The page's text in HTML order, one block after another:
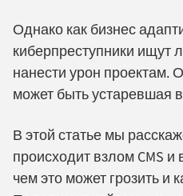
Однако как бизнес
киберпреступники ищут
нанести урон проектам.
может быть устаревшая
В этой статье мы
происходит взлом CMS и
чем это может грозить и